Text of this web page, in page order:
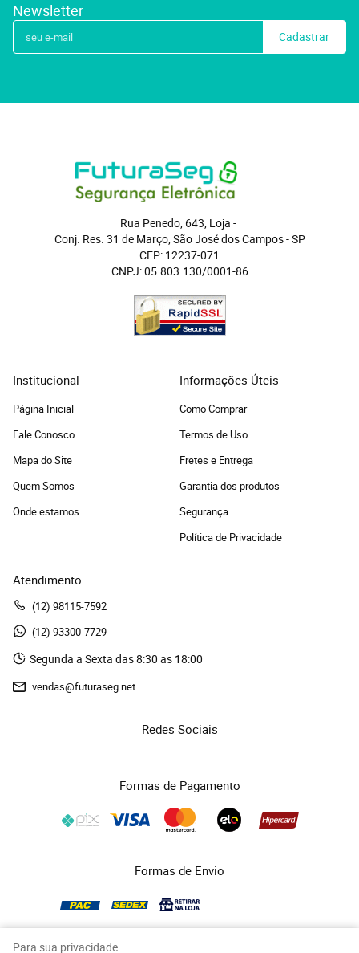
Newsletter
Cadastrar
Rua Penedo, 643, Loja -
Conj. Res. 31 de Março, São José dos Campos - SP
CEP: 12237-071
CNPJ: 05.803.130/0001-86
Institucional
Página Inicial
Fale Conosco
Mapa do Site
Quem Somos
Onde estamos
Informações Úteis
Como Comprar
Termos de Uso
Fretes e Entrega
Garantia dos produtos
Segurança
Política de Privacidade
Atendimento
(12) 98115-7592
(12) 93300-7729
Segunda a Sexta das 8:30 as 18:00
vendas@futuraseg.net
Redes Sociais
Formas de Pagamento
Formas de Envio
Para sua privacidade